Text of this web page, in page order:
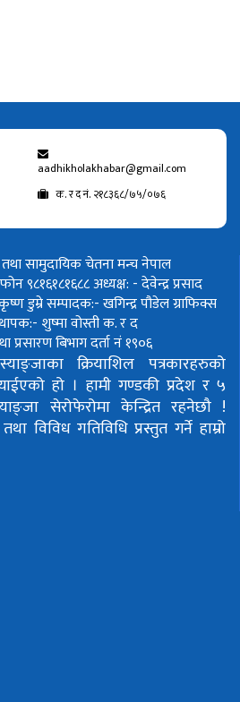
aadhikholakhabar@gmail.com
क. र द नं. २१८३६८/७५/०७६
सामुदायिक चेतना मन्च नेपाल
९८१६१८१६८८अध्यक्ष: - देवेन्द्र प्रसाद
डुम्रेसम्पादक:- खगिन्द्र पौडेलग्राफिक्स
शुष्मा वोस्तीक. र द
प्रसारण बिभाग दर्ता नं १९०६
क्रियाशिल पत्रकारहरुको
हो । हामी गण्डकी प्रदेश र ५
सेरोफेरोमा केन्द्रित रहनेछौ !
विविध गतिविधि प्रस्तुत गर्ने हाम्रो